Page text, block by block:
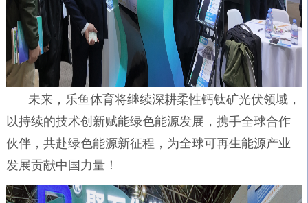
未来，乐鱼体育将继续深耕柔性钙钛矿光伏领域，
以持续的技术创新赋能绿色能源发展，携手全球合作
伙伴，共赴绿色能源新征程，为全球可再生能源产业
发展贡献中国力量！